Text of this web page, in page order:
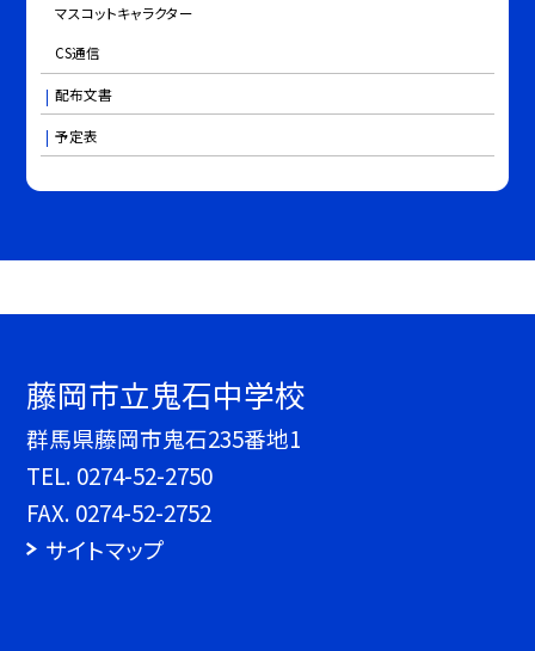
マスコットキャラクター
CS通信
配布文書
予定表
藤岡市立鬼石中学校
群馬県藤岡市鬼石235番地1
TEL. 0274-52-2750
FAX. 0274-52-2752
サイトマップ